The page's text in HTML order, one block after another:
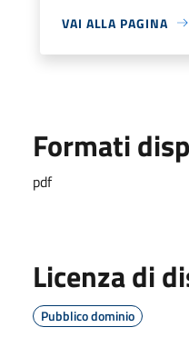
VAI ALLA PAGINA
Formati
pdf
Licenza di
Pubblico dominio